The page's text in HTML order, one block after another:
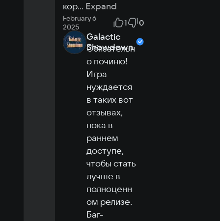
кор... Expand
February 6
2025
1 0
Galactic
Showdown
Обязательн
о починю!
Игра
нуждается
в таких вот
отзывах,
пока в
раннем
доступе,
чтобы стать
лучше в
полноценн
ом релизе.
Баг-